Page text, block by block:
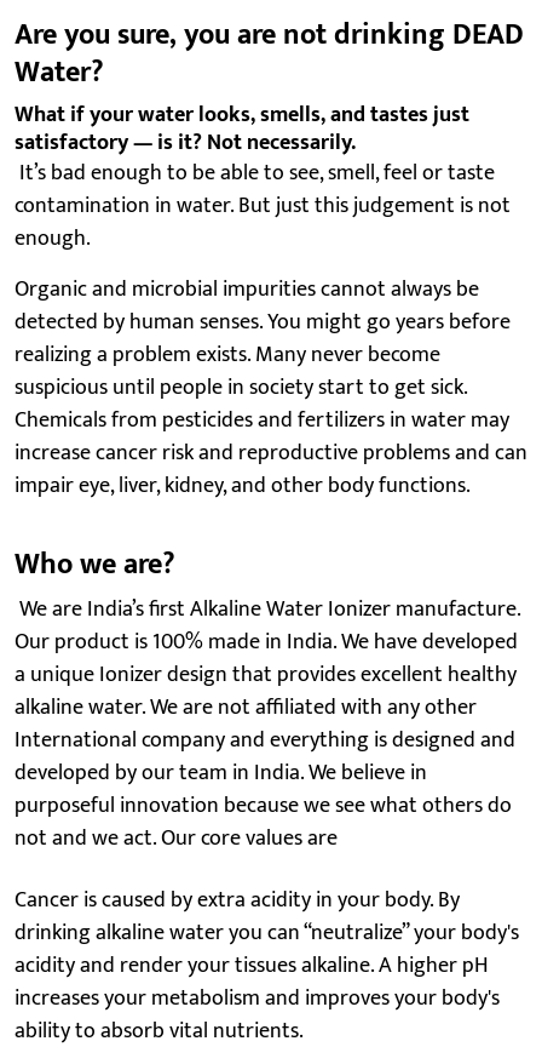
Are you sure, you are not drinking DEAD
Water?
What if your water looks, smells, and tastes just
satisfactory — is it? Not necessarily.
It’s bad enough to be able to see, smell, feel or taste
contamination in water. But just this judgement is not
enough.
Organic and microbial impurities cannot always be
detected by human senses. You might go years before
realizing a problem exists. Many never become
suspicious until people in society start to get sick.
Chemicals from pesticides and fertilizers in water may
increase cancer risk and reproductive problems and can
impair eye, liver, kidney, and other body functions.
Who we are?
We are India’s first Alkaline Water Ionizer manufacture.
Our product is 100% made in India. We have developed
a unique Ionizer design that provides excellent healthy
alkaline water. We are not affiliated with any other
International company and everything is designed and
developed by our team in India. We believe in
purposeful innovation because we see what others do
not and we act. Our core values are
Cancer is caused by extra acidity in your body. By
drinking alkaline water you can “neutralize” your body's
acidity and render your tissues alkaline. A higher pH
increases your metabolism and improves your body's
ability to absorb vital nutrients.